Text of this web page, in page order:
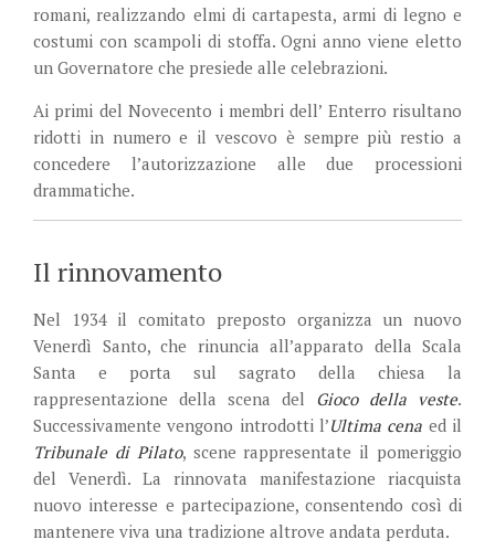
romani, realizzando elmi di cartapesta, armi di legno e
costumi con scampoli di stoffa. Ogni anno viene eletto
un Governatore che presiede alle celebrazioni.
Ai primi del Novecento i membri dell’ Enterro risultano
ridotti in numero e il vescovo è sempre più restio a
concedere l’autorizzazione alle due processioni
drammatiche.
Il rinnovamento
Nel 1934 il comitato preposto organizza un nuovo
Venerdì Santo, che rinuncia all’apparato della Scala
Santa e porta sul sagrato della chiesa la
rappresentazione della scena del Gioco della veste.
Successivamente vengono introdotti l’Ultima cena ed il
Tribunale di Pilato, scene rappresentate il pomeriggio
del Venerdì. La rinnovata manifestazione riacquista
nuovo interesse e partecipazione, consentendo così di
mantenere viva una tradizione altrove andata perduta.